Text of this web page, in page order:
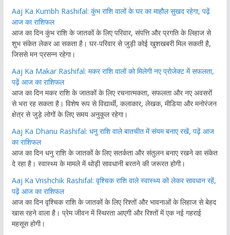
Aaj Ka Kumbh Rashifal: कुंभ राशि वालों के घर का माहौल सुखद रहेगा, पढ़ें
आज का राशिफल
आज का दिन कुंभ राशि के जातकों के लिए परिवार, संपत्ति और प्रगति के लिहाज से
शुभ संकेत लेकर आ सकता है। घर-परिवार से जुड़ी कोई खुशखबरी मिल सकती है,
जिससे मन प्रसन्न रहेगा।
Aaj Ka Makar Rashifal: मकर राशि वालों को मिलेगी नए प्रोजेक्ट में सफलता,
पढ़ें आज का राशिफल
आज का दिन मकर राशि के जातकों के लिए रचनात्मकता, सफलता और नए अवसरों
से भरा रह सकता है। विशेष रूप से विद्यार्थी, कलाकार, लेखक, मीडिया और मनोरंजन
क्षेत्र से जुड़े लोगों के लिए समय अनुकूल रहेगा।
Aaj Ka Dhanu Rashifal: धनु राशि वाले बातचीत में संयम बनाए रखें, पढ़ें आज
का राशिफल
आज का दिन धनु राशि के जातकों के लिए सतर्कता और संतुलन बनाए रखने का संकेत
दे रहा है। स्वास्थ्य के मामले में थोड़ी सावधानी बरतने की जरूरत होगी।
Aaj Ka Vrishchik Rashifal: वृश्चिक राशि वाले स्वास्थ्य को लेकर सावधान रहें,
पढ़ें आज का राशिफल
आज का दिन वृश्चिक राशि के जातकों के लिए रिश्तों और भावनाओं के लिहाज से बेहद
खास रहने वाला है। प्रेम जीवन में स्थिरता आएगी और रिश्तों में एक नई गहराई
महसूस होगी।